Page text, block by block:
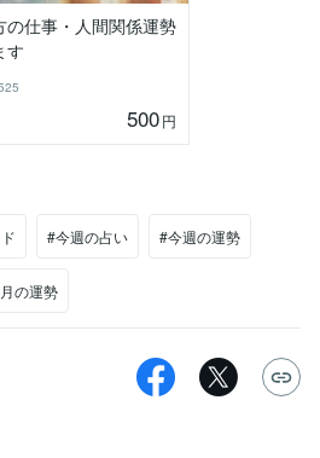
の仕事・人間関係運勢
す
500円
#今週の占い #今週の運勢
の運勢